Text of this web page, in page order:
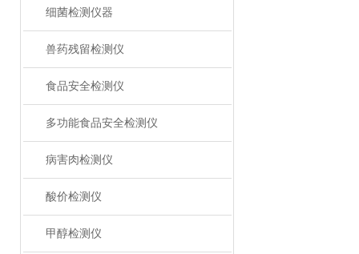
细菌检测仪器
兽药残留检测仪
食品安全检测仪
多功能食品安全检测仪
病害肉检测仪
酸价检测仪
甲醇检测仪